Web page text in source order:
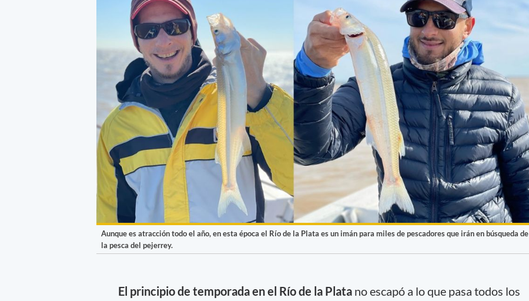
Aunque es atracción todo el año, en esta época el Río de la Plata es un imán para miles de pescadores que irán en búsqueda de
la pesca del pejerrey.
El principio de temporada en el Río de la Platano escapó a lo que pasa todos los